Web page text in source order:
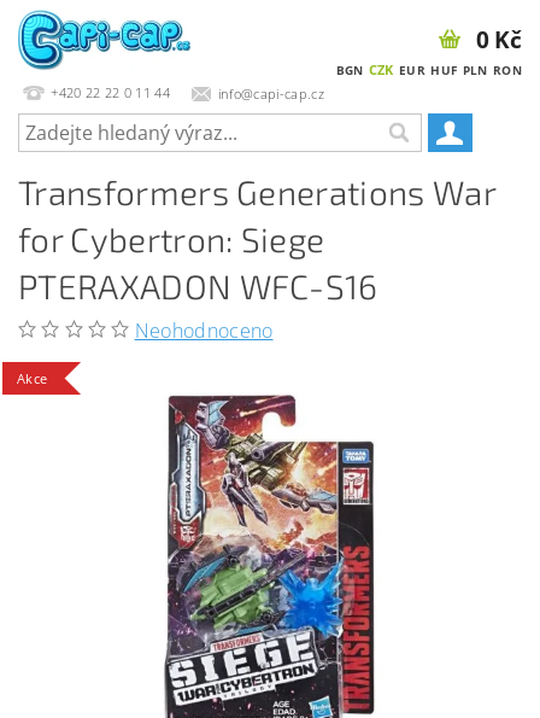
+420 22 22 0 11 44 info@capi-cap.cz
BGN CZK EUR HUF PLN RON
0 Kč
Transformers Generations War
for Cybertron: Siege
PTERAXADON WFC-S16
Neohodnoceno
Akce